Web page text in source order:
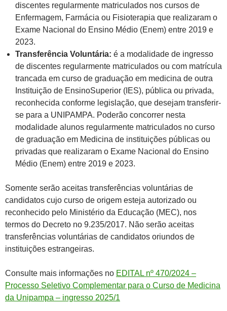
discentes regularmente matriculados nos cursos de
Enfermagem, Farmácia ou Fisioterapia que realizaram o
Exame Nacional do Ensino Médio (Enem) entre 2019 e
2023.
Transferência Voluntária: é a modalidade de ingresso
de discentes regularmente matriculados ou com matrícula
trancada em curso de graduação em medicina de outra
Instituição de EnsinoSuperior (IES), pública ou privada,
reconhecida conforme legislação, que desejam transferir-
se para a UNIPAMPA. Poderão concorrer nesta
modalidade alunos regularmente matriculados no curso
de graduação em Medicina de instituições públicas ou
privadas que realizaram o Exame Nacional do Ensino
Médio (Enem) entre 2019 e 2023.
Somente serão aceitas transferências voluntárias de
candidatos cujo curso de origem esteja autorizado ou
reconhecido pelo Ministério da Educação (MEC), nos
termos do Decreto no 9.235/2017. Não serão aceitas
transferências voluntárias de candidatos oriundos de
instituições estrangeiras.
Consulte mais informações no EDITAL nº 470/2024 –
Processo Seletivo Complementar para o Curso de Medicina
da Unipampa – ingresso 2025/1